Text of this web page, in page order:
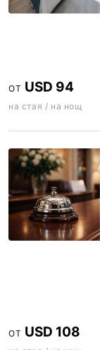
ОТ USD 94
на стая / на нощ
ОТ USD 108